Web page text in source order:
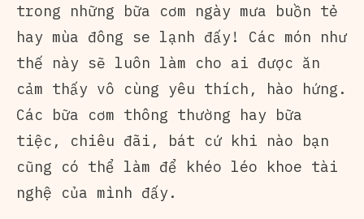
trong những bữa cơm ngày mưa buồn tẻ
hay mùa đông se lạnh đấy! Các món như
thế này sẽ luôn làm cho ai được ăn
cảm thấy vô cùng yêu thích, hào hứng.
Các bữa cơm thông thường hay bữa
tiệc, chiêu đãi, bát cứ khi nào bạn
cũng có thể làm để khéo léo khoe tài
nghệ của mình đấy.